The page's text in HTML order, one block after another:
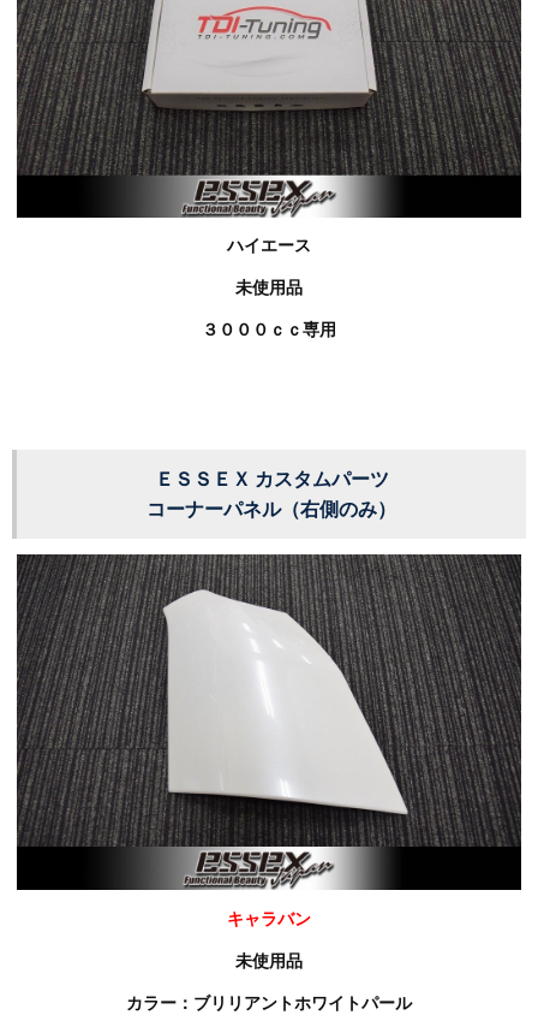
ハイエース
未使用品
３０００ｃｃ専用
ＥＳＳＥＸ カスタムパーツ
コーナーパネル（右側のみ）
キャラバン
未使用品
カラー：ブリリアントホワイトパール